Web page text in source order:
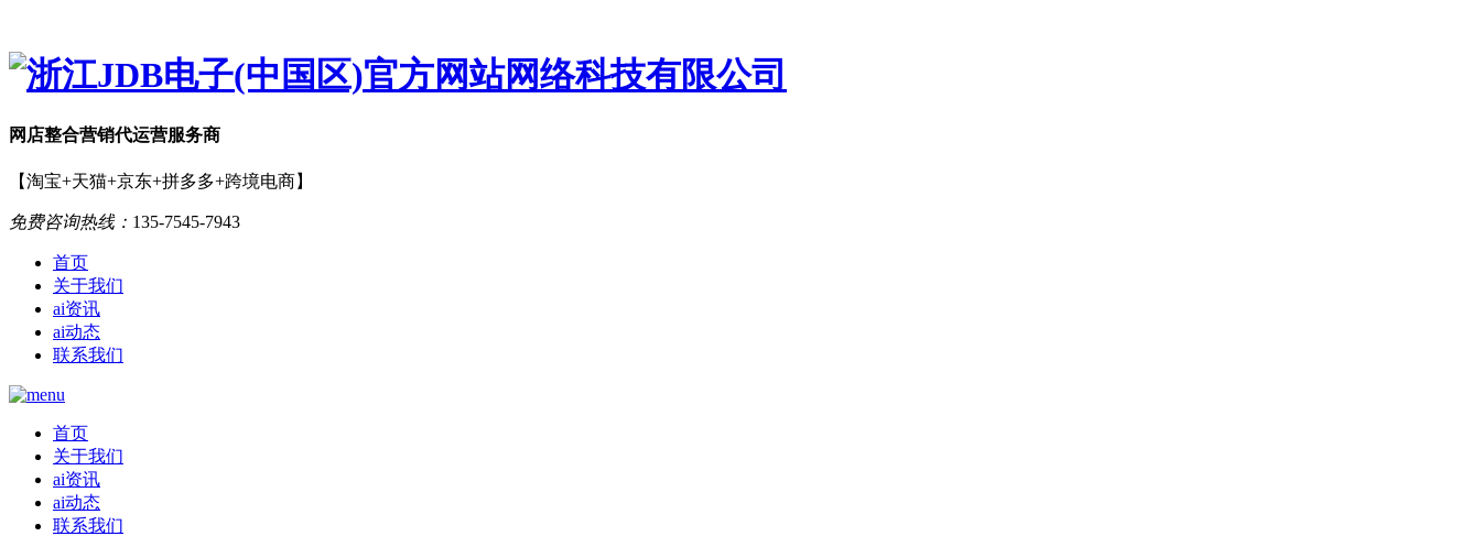
网店整合营销代运营服务商
【淘宝+天猫+京东+拼多多+跨境电商】
免费咨询热线： 135-7545-7943
首页
关于我们
ai资讯
ai动态
联系我们
首页
关于我们
ai资讯
ai动态
联系我们